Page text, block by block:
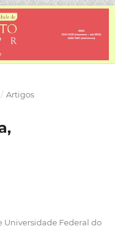
/ Artigos
Universidade Federal do